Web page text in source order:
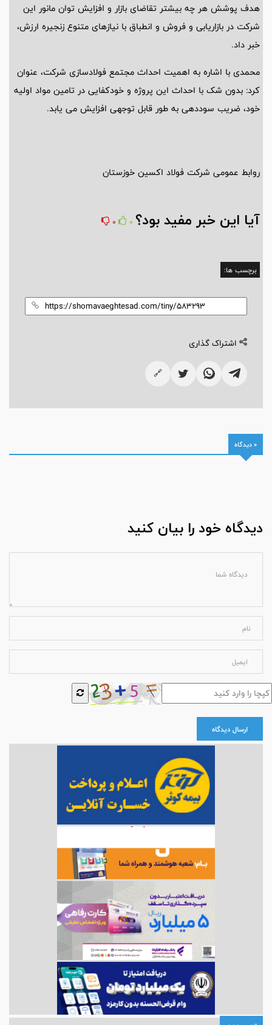
هدف پوشش هر چه بیشتر تقاضای بازار و افزایش توان مانور این
شرکت در بازاریابی و فروش و انطباق با نیازهای متنوع زنجیره ارزش،
خبر داد.
محمدی با اشاره به اهمیت احداث مجتمع فولادسازی شرکت، عنوان
کرد: بدون شک با احداث این پروژه و خودکفایی در تامین مواد اولیه
خود، ضریب سوددهی به طور قابل توجهی افزایش می یابد.
روابط عمومی شرکت فولاد اکسین خوزستان
آیا این خبر مفید بود؟ 0
0
برچسب ها:
اشتراک گذاری
🔗
0 دیدگاه
دیدگاه خود را بیان کنید
ارسال دیدگاه